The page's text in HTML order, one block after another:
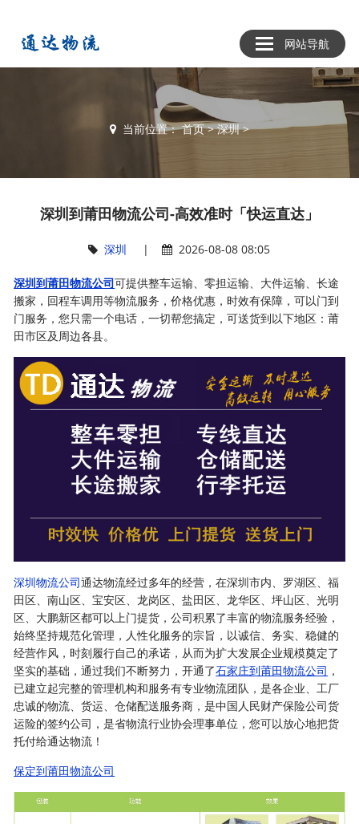
网站导航
当前位置：首页>深圳>
深圳到莆田物流公司-高效准时「快运直达」
深圳 | 2026-08-08 08:05
深圳到莆田物流公司可提供整车运输、零担运输、大件运输、长途
搬家，回程车调用等物流服务，价格优惠，时效有保障，可以门到
门服务，您只需一个电话，一切帮您搞定，可送货到以下地区：莆
田市区及周边各县。
深圳物流公司通达物流经过多年的经营，在深圳市内、罗湖区、福
田区、南山区、宝安区、龙岗区、盐田区、龙华区、坪山区、光明
区、大鹏新区都可以上门提货，公司积累了丰富的物流服务经验，
始终坚持规范化管理，人性化服务的宗旨，以诚信、务实、稳健的
经营作风，时刻履行自己的承诺，从而为扩大发展企业规模奠定了
坚实的基础，通过我们不断努力，开通了石家庄到莆田物流公司 ，
已建立起完整的管理机构和服务有专业物流团队，是各企业、工厂
忠诚的物流、货运、仓储配送服务商，是中国人民财产保险公司货
运险的签约公司，是省物流行业协会理事单位，您可以放心地把货
托付给通达物流！
保定到莆田物流公司